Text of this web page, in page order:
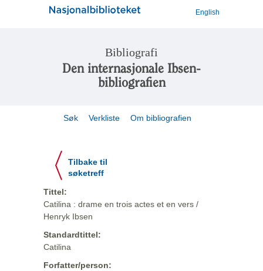
English
Bibliografi
Den internasjonale Ibsen-
bibliografien
Søk Verkliste Om bibliografien
Tilbake til
søketreff
Tittel:
Catilina : drame en trois actes et en vers /
Henryk Ibsen
Standardtittel:
Catilina
Forfatter/person: